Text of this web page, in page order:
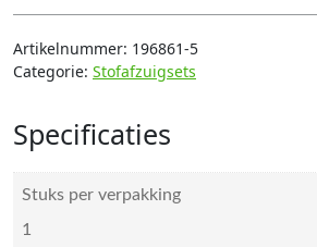
Artikelnummer: 196861-5
Categorie: Stofafzuigsets
Specificaties
Stuks per verpakking
1